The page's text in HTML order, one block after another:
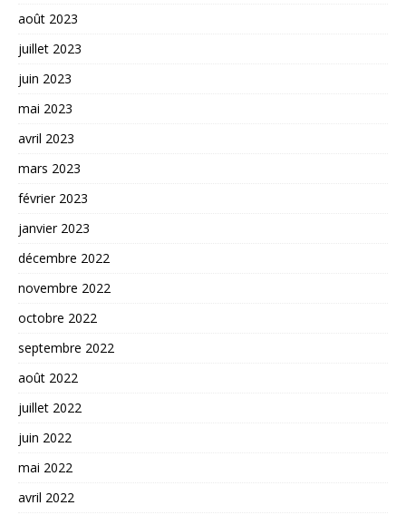
août 2023
juillet 2023
juin 2023
mai 2023
avril 2023
mars 2023
février 2023
janvier 2023
décembre 2022
novembre 2022
octobre 2022
septembre 2022
août 2022
juillet 2022
juin 2022
mai 2022
avril 2022